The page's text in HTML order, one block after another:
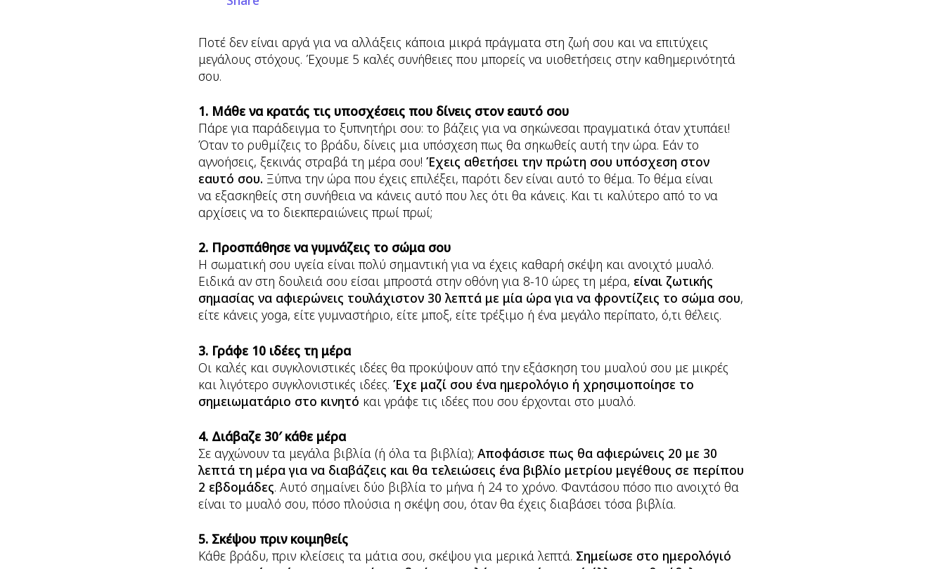
Ποτέ δεν είναι αργά για να αλλάξεις κάποια μικρά πράγματα στη ζωή σου και να επιτύχεις
μεγάλους στόχους. Έχουμε 5 καλές συνήθειες που μπορείς να υιοθετήσεις στην καθημερινότητά
σου.
1. Μάθε να κρατάς τις υποσχέσεις που δίνεις στον εαυτό σου
Πάρε για παράδειγμα το ξυπνητήρι σου: το βάζεις για να σηκώνεσαι πραγματικά όταν χτυπάει!
Όταν το ρυθμίζεις το βράδυ, δίνεις μια υπόσχεση πως θα σηκωθείς αυτή την ώρα. Εάν το
αγνοήσεις, ξεκινάς στραβά τη μέρα σου!Έχεις αθετήσει την πρώτη σου υπόσχεση στον
εαυτό σου. Ξύπνα την ώρα που έχεις επιλέξει, παρότι δεν είναι αυτό το θέμα. Το θέμα είναι
να εξασκηθείς στη συνήθεια να κάνεις αυτό που λες ότι θα κάνεις. Και τι καλύτερο από το να
αρχίσεις να το διεκπεραιώνεις πρωί πρωί;
2. Προσπάθησε να γυμνάζεις το σώμα σου
Η σωματική σου υγεία είναι πολύ σημαντική για να έχεις καθαρή σκέψη και ανοιχτό μυαλό.
Ειδικά αν στη δουλειά σου είσαι μπροστά στην οθόνη για 8-10 ώρες τη μέρα, είναι ζωτικής
σημασίας να αφιερώνεις τουλάχιστον 30 λεπτά με μία ώρα για να φροντίζεις το σώμα σου,
είτε κάνεις yoga, είτε γυμναστήριο, είτε μποξ, είτε τρέξιμο ή ένα μεγάλο περίπατο, ό,τι θέλεις.
3. Γράφε 10 ιδέες τη μέρα
Οι καλές και συγκλονιστικές ιδέες θα προκύψουν από την εξάσκηση του μυαλού σου με μικρές
και λιγότερο συγκλονιστικές ιδέες.Έχε μαζί σου ένα ημερολόγιο ή χρησιμοποίησε το
σημειωματάριο στο κινητό και γράφε τις ιδέες που σου έρχονται στο μυαλό.
4. Διάβαζε 30′ κάθε μέρα
Σε αγχώνουν τα μεγάλα βιβλία (ή όλα τα βιβλία);Αποφάσισε πως θα αφιερώνεις 20 με 30
λεπτά τη μέρα για να διαβάζεις και θα τελειώσεις ένα βιβλίο μετρίου μεγέθους σε περίπου
2 εβδομάδες. Αυτό σημαίνει δύο βιβλία το μήνα ή 24 το χρόνο. Φαντάσου πόσο πιο ανοιχτό θα
είναι το μυαλό σου, πόσο πλούσια η σκέψη σου, όταν θα έχεις διαβάσει τόσα βιβλία.
5. Σκέψου πριν κοιμηθείς
Κάθε βράδυ, πριν κλείσεις τα μάτια σου, σκέψου για μερικά λεπτά. Σημείωσε στο ημερολόγιό